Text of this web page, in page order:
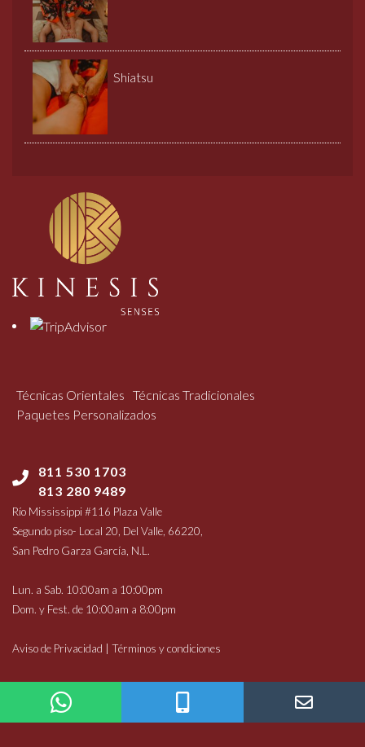
Shiatsu
Técnicas Orientales Técnicas Tradicionales
Paquetes Personalizados
811 530 1703
813 280 9489
Río Mississippi #116 Plaza Valle
Segundo piso- Local 20, Del Valle, 66220,
San Pedro Garza García, N.L.
Lun. a Sab. 10:00am a 10:00pm
Dom. y Fest. de 10:00am a 8:00pm
Aviso de Privacidad | Términos y condiciones